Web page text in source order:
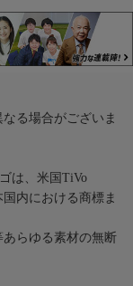
る場合がございま
は、米国TiVo
内における商標ま
らゆる素材の無断